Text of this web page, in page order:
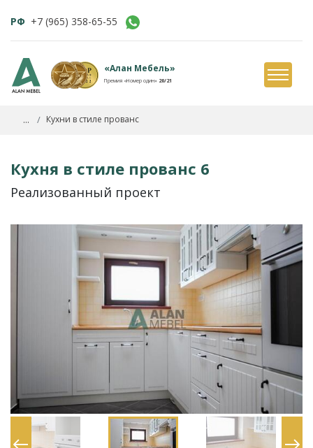
РФ +7 (965) 358-65-55
«Алан Мебель»
Премия «Номер один» 20/21
... Кухни в стиле прованс
Кухня в стиле прованс 6
Реализованный проект